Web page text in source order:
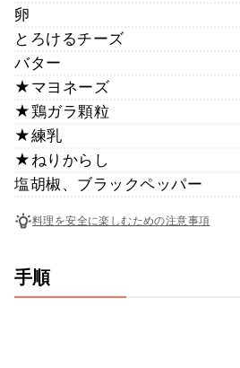
卵
とろけるチーズ
バター
★マヨネーズ
★鶏ガラ顆粒
★練乳
★ねりからし
塩胡椒、ブラックペッパー
料理を安全に楽しむための注意事項
手順